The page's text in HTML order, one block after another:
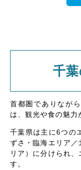
千
首都圏でありなが
は、観光や食の魅力
千葉県は主に6つの
ずさ・臨海エリア／
リア）に分けられ
す。